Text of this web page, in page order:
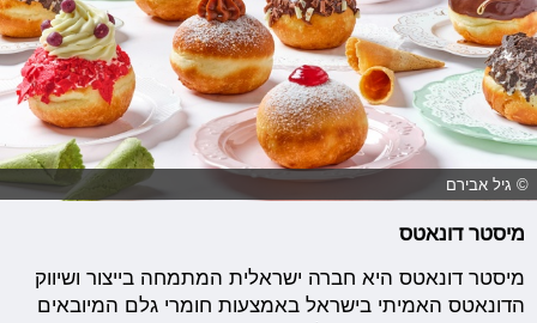
© גיל אבירם
מיסטר דונאטס
מיסטר דונאטס היא חברה ישראלית המתמחה בייצור ושיווק
הדונאטס האמיתי בישראל באמצעות חומרי גלם המיובאים